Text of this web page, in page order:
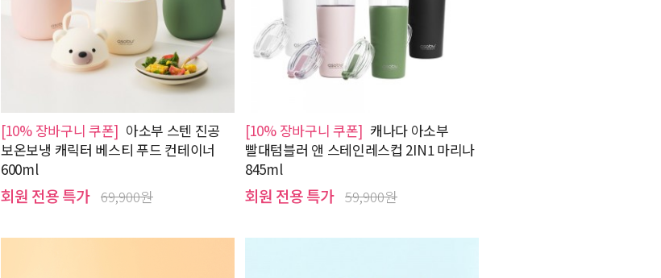
[10% 장바구니 쿠폰] 아소부 스텐 진공
보온보냉 캐릭터 베스티 푸드 컨테이너
600ml
회원 전용 특가 69,900원
[10% 장바구니 쿠폰] 캐나다 아소부
빨대텀블러 앤 스테인레스컵 2IN1 마리나
845ml
회원 전용 특가 59,900원